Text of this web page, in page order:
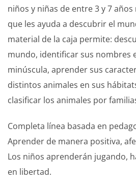
niños y niñas de entre 3 y 7
que les ayuda a descubrir el
material de la caja permite:
mundo, identificar sus nombres
minúscula, aprender sus
distintos animales en sus
clasificar los animales por
Completa línea basada en
Aprender de manera positiva,
Los niños aprenderán jugando,
en libertad.